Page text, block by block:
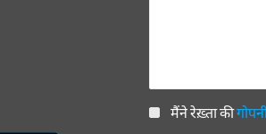
मैंने रेख़्ता की